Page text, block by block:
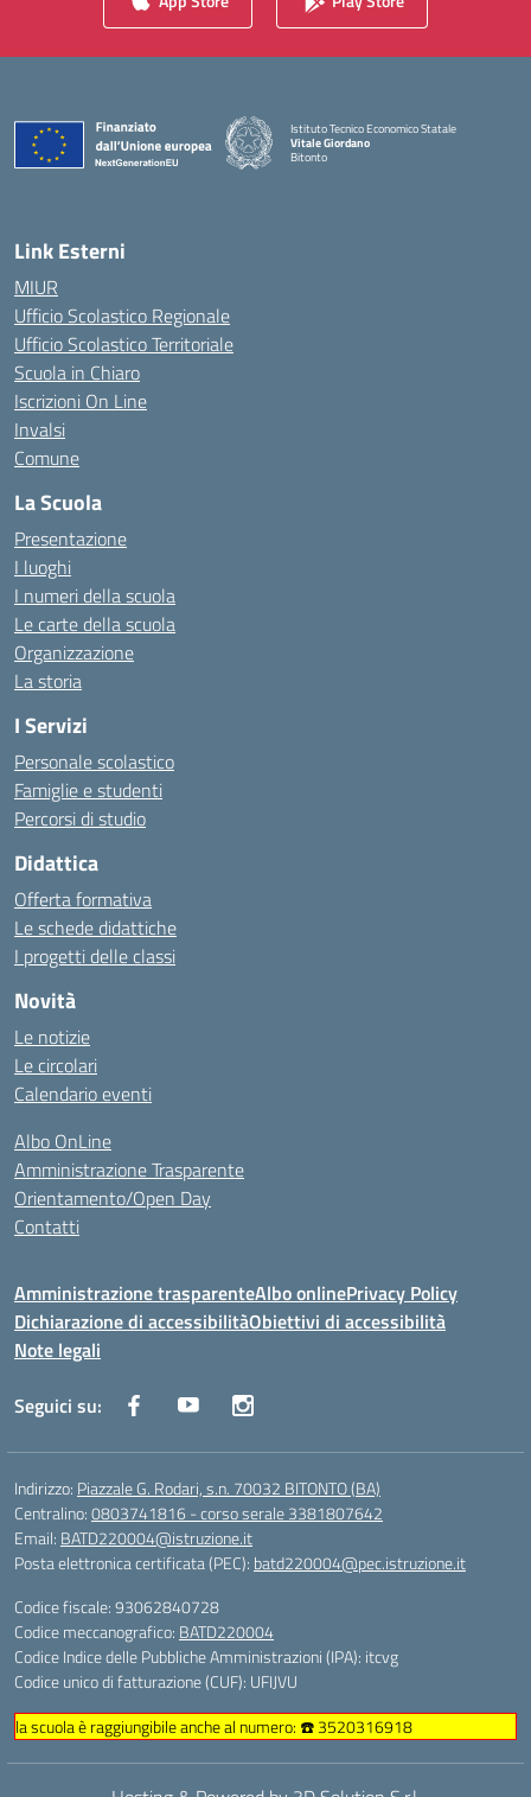
Istituto Tecnico Economico Statale
Vitale Giordano
Bitonto
Link Esterni
MIUR
Ufficio Scolastico Regionale
Ufficio Scolastico Territoriale
Scuola in Chiaro
Iscrizioni On Line
Invalsi
Comune
La Scuola
Presentazione
I luoghi
I numeri della scuola
Le carte della scuola
Organizzazione
La storia
I Servizi
Personale scolastico
Famiglie e studenti
Percorsi di studio
Didattica
Offerta formativa
Le schede didattiche
I progetti delle classi
Novità
Le notizie
Le circolari
Calendario eventi
Albo OnLine
Amministrazione Trasparente
Orientamento/Open Day
Contatti
Amministrazione trasparenteAlbo onlinePrivacy Policy
Dichiarazione di accessibilitàObiettivi di accessibilità
Note legali
Seguici su:
Indirizzo: Piazzale G. Rodari, s.n. 70032 BITONTO (BA)
Centralino:0803741816 - corso serale 3381807642
Email: BATD220004@istruzione.it
Posta elettronica certificata (PEC): batd220004@pec.istruzione.it
Codice fiscale: 93062840728
Codice meccanografico: BATD220004
Codice Indice delle Pubbliche Amministrazioni (IPA): itcvg
Codice unico di fatturazione (CUF): UFIJVU
la scuola è raggiungibile anche al numero: ☎️ 3520316918